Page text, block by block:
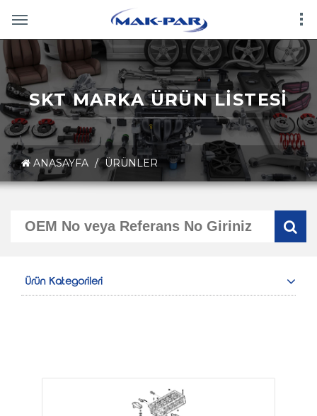
SKT MARKA ÜRÜN LİSTESİ
ANASAYFA / ÜRÜNLER
Ürün Kategorileri